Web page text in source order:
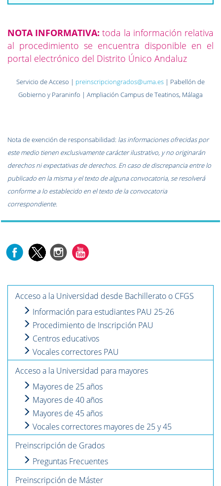
NOTA INFORMATIVA: toda la información relativa
al procedimiento se encuentra disponible en el
portal electrónico del Distrito Único Andaluz
Servicio de Acceso | preinscripciongrados@uma.es | Pabellón de
Gobierno y Paraninfo | Ampliación Campus de Teatinos, Málaga
Nota de exención de responsabilidad: las informaciones ofrecidas por
este medio tienen exclusivamente carácter ilustrativo, y no originarán
derechos ni expectativas de derechos. En caso de discrepancia entre lo
publicado en la misma y el texto de alguna convocatoria, se resolverá
conforme a lo establecido en el texto de la convocatoria
correspondiente.
Acceso a la Universidad desde Bachillerato o CFGS
Información para estudiantes PAU 25-26
Procedimiento de Inscripción PAU
Centros educativos
Vocales correctores PAU
Acceso a la Universidad para mayores
Mayores de 25 años
Mayores de 40 años
Mayores de 45 años
Vocales correctores mayores de 25 y 45
Preinscripción de Grados
Preguntas Frecuentes
Preinscripción de Máster